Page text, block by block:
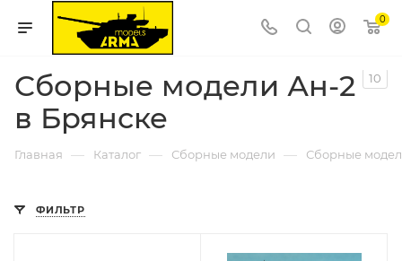
0
Сборные модели Ан-2
в Брянске
10
Главная — Каталог — Сборные модели — Сборные
ФИЛЬТР